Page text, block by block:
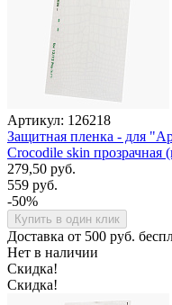
Артикул: 126218
Защитная пленка - для
Crocodile skin прозрачная
279,50 руб.
559 руб.
-50%
Купить в один клик
Доставка от 500 руб.
Нет в наличии
Скидка!
Скидка!